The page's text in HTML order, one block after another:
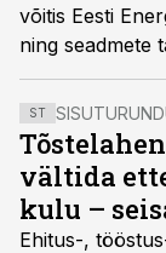
võitis Eesti
ning seadmete
ST
vältida
kulu –
Ehitus-,